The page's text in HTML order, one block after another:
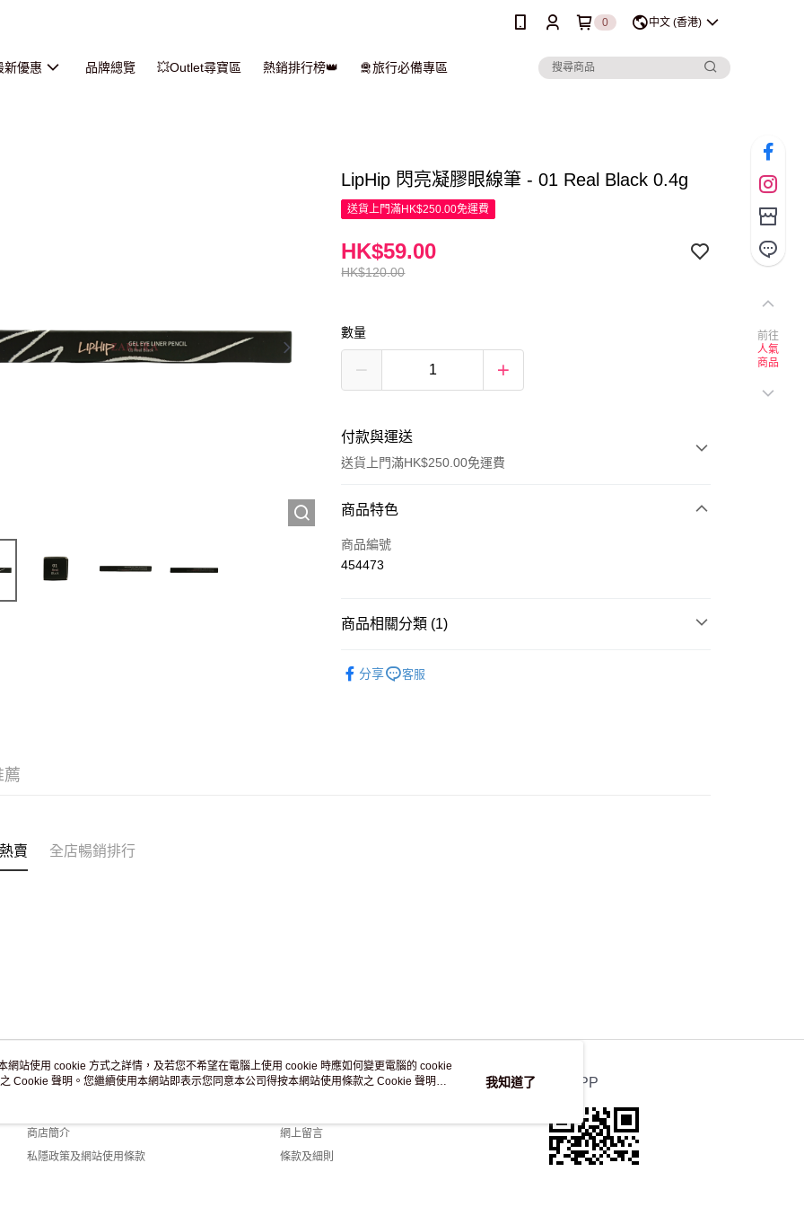
0 中文 (香港)
新優惠 品牌總覽 💥Outlet尋寶區 熱銷排行榜👑 🛅旅行必備專區
LipHip 閃亮凝膠眼線筆 - 01 Real Black 0.4g
送貨上門滿HK$250.00免運費
HK$120.00
HK$59.00
數量
付款與運送
送貨上門滿HK$250.00免運費
付款方式
信用卡
商品特色
商品編號
454473
商品相關分類 (1)
分享
客服
薦
賣 全店暢銷排行
關於我們
商店簡介
私隱政策及網站使用條款
客戶服務
網上留言
條款及細則
官方APP
前往
人氣
商品
網站使用 cookie 方式之詳情，及若您不希望在電腦上使用 cookie 時應如何變更電腦的 cookie
Cookie 聲明。您繼續使用本網站即表示您同意本公司得按本網站使用條款之 Cookie 聲明使
我知道了